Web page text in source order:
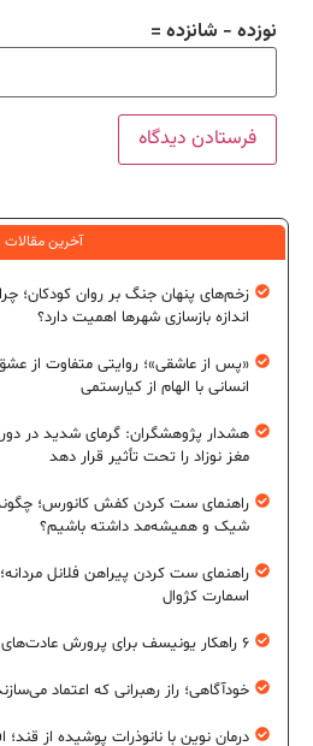
نوزده − شانزده =
آخرین مقالات
زخم‌های پنهان جنگ بر روان کودکان؛
اندازه بازسازی شهرها اهمیت دارد؟
«پس از عاشقی»؛ روایتی متفاوت از
انسانی با الهام از کیارستمی
هشدار پژوهشگران: گرمای شدید در
مغز نوزاد را تحت تأثیر قرار دهد
شیک و همیشه‌مد داشته باشیم؟
راهنمای ست کردن پیراهن فلانل
اسمارت کژوال
۶ راهکار یونیسف برای پرورش عادت‌های غذایی سالم در کودکان
خودآگاهی؛ راز رهبرانی که اعتماد